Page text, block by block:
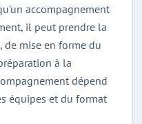
accompagnement
il peut prendre la
mise en forme du
à la
dépend
équipes et du format